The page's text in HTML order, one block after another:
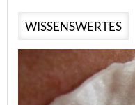
WISSENSWERTES